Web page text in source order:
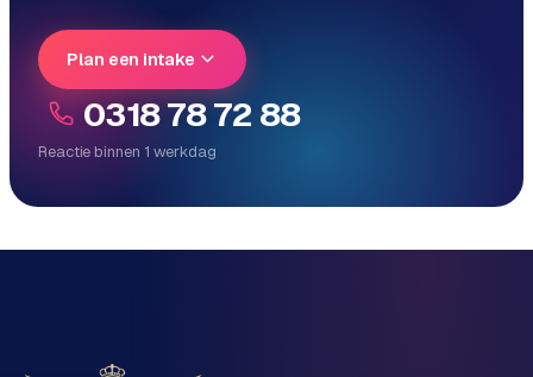
Plan een intake
0318 78 72 88
Reactie binnen 1 werkdag
Direct persoonlijk contact, geen ticketsysteem